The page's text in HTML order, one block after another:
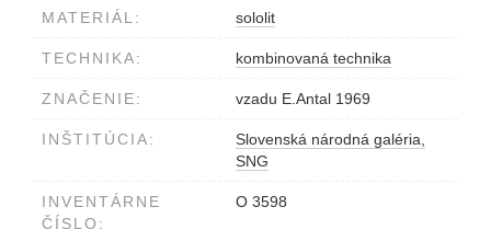
MATERIÁL: sololit
TECHNIKA: kombinovaná technika
ZNAČENIE: vzadu E.Antal 1969
INŠTITÚCIA:
Slovenská národná galéria,
SNG
INVENTÁRNE
ČÍSLO:
O 3598